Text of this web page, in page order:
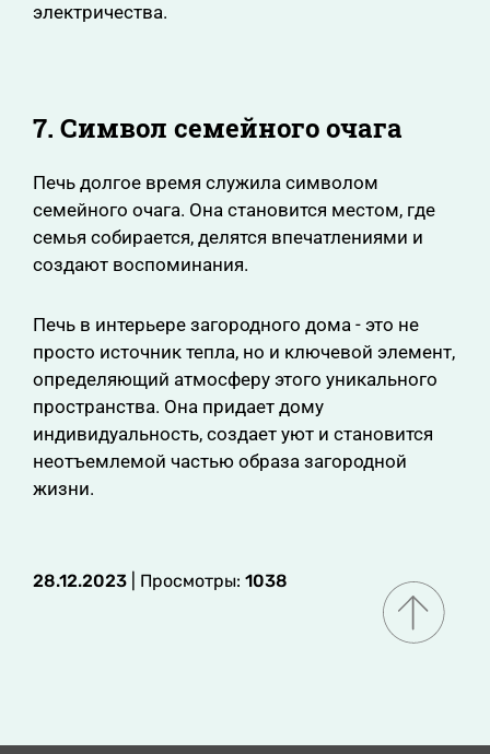
электричества.
7. Символ семейного очага
Печь долгое время служила символом
семейного очага. Она становится местом, где
семья собирается, делятся впечатлениями и
создают воспоминания.
Печь в интерьере загородного дома - это не
просто источник тепла, но и ключевой элемент,
определяющий атмосферу этого уникального
пространства. Она придает дому
индивидуальность, создает уют и становится
неотъемлемой частью образа загородной
жизни.
28.12.2023 | Просмотры: 1038